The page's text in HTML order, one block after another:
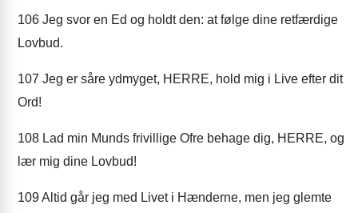
106 Jeg svor en Ed og holdt den: at følge dine retfærdige
Lovbud.
107 Jeg er såre ydmyget, HERRE, hold mig i Live efter dit
Ord!
108 Lad min Munds frivillige Ofre behage dig, HERRE, og
lær mig dine Lovbud!
109Altid går jeg med Livet i Hænderne, men jeg glemte